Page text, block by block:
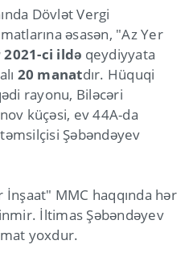
Dövlət Vergi
əsasən, "Az Yer
ci ildə qeydiyyata
20 manatdır. Hüquqi
rayonu, Biləcəri
küçəsi, ev 44A-da
Şəbəndəyev
İnşaat" MMC haqqında hər
İltimas Şəbəndəyev
yoxdur.